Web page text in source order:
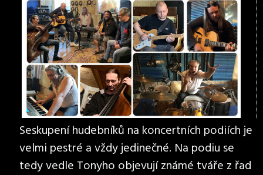
Seskupení hudebníků na koncertních podiích je
velmi pestré a vždy jedinečné. Na podiu se
tedy vedle Tonyho objevují známé tváře z řad